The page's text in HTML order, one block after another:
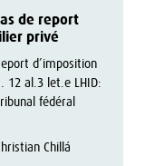
de report
privé
d’imposition
12 al.3 let.e LHID:
fédéral
Chillá